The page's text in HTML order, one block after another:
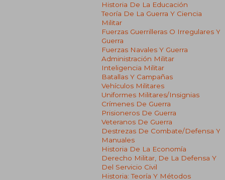
Historia De La Educación
Teoría De La Guerra Y Ciencia
Militar
Fuerzas Guerrilleras O Irregulares Y
Guerra
Fuerzas Navales Y Guerra
Administración Militar
Inteligencia Militar
Batallas Y Campañas
Vehículos Militares
Uniformes Militares/insignias
Crímenes De Guerra
Prisioneros De Guerra
Veteranos De Guerra
Destrezas De Combate/defensa Y
Manuales
Historia De La Economía
Derecho Militar, De La Defensa Y
Del Servicio Civil
Historia: Teoría Y Métodos